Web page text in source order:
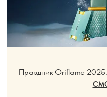
Праздник Oriflame